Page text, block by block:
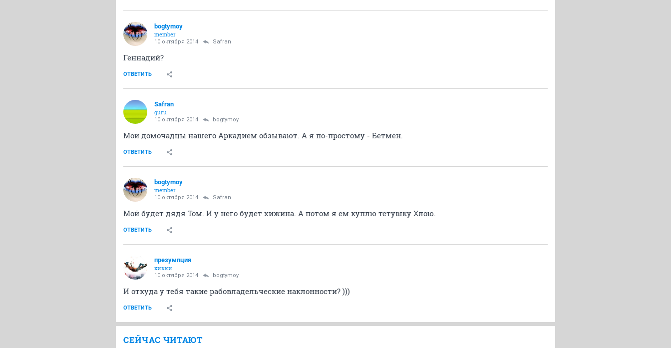
bogtymoy
member
10 октября 2014 Safran
Геннадий?
ОТВЕТИТЬ
Safran
guru
10 октября 2014 bogtymoy
Мои домочадцы нашего Аркадием обзывают. А я по-простому - Бетмен.
ОТВЕТИТЬ
bogtymoy
member
10 октября 2014 Safran
Мой будет дядя Том. И у него будет хижина. А потом я ем куплю тетушку Хлою.
ОТВЕТИТЬ
презумпция
хикки
10 октября 2014 bogtymoy
И откуда у тебя такие рабовладельческие наклонности? )))
ОТВЕТИТЬ
СЕЙЧАС ЧИТАЮТ